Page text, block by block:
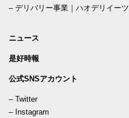
– デリバリー事業｜ハオデリイーツ
ニュース
是好時報
公式SNSアカウント
– Twitter
– Instagram